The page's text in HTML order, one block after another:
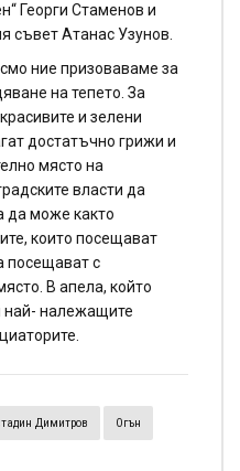
Георги Стаменов и
съвет Атанас Узунов.
ние призоваваме за
на тепето. За
и зелени
достатъчно грижи и
място на
власти да
да може както
които посещават
посещават с
В апела, който
най- належащите
Димитров Огън